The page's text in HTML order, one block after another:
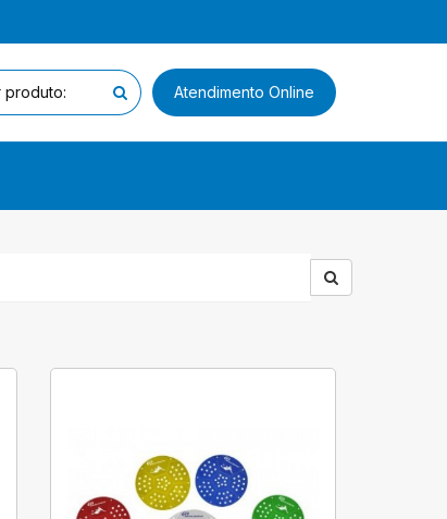
Atendimento Online